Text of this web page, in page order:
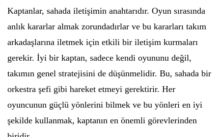
Kaptanlar, sahada iletişimin anahtarıdır. Oyun sırasında
anlık kararlar almak zorundadırlar ve bu kararları takım
arkadaşlarına iletmek için etkili bir iletişim kurmaları
gerekir. İyi bir kaptan, sadece kendi oyununu değil,
takımın genel stratejisini de düşünmelidir. Bu, sahada bir
orkestra şefi gibi hareket etmeyi gerektirir. Her
oyuncunun güçlü yönlerini bilmek ve bu yönleri en iyi
şekilde kullanmak, kaptanın en önemli görevlerinden